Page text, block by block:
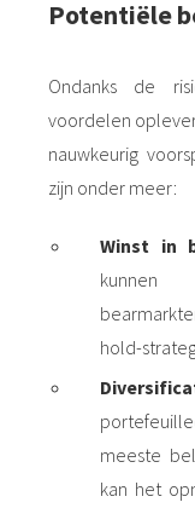
Potentiële
Ondanks de
voordelen
nauwkeurig
zijn onder meer:
Winst in
kunnen
hold-
meeste
kan het